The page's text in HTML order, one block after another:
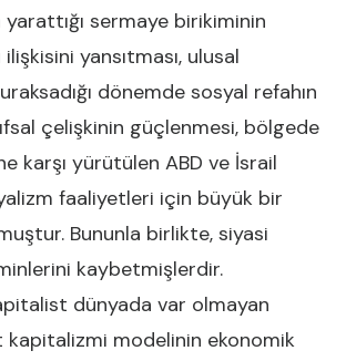
sermaye birikiminin
yansıtması, ulusal
dönemde sosyal refahın
çelişkinin güçlenmesi, bölgede
karşı yürütülen ABD ve İsrail
faaliyetleri için büyük bir
Bununla birlikte, siyasi
kaybetmişlerdir.
dünyada var olmayan
kapitalizmi modelinin ekonomik